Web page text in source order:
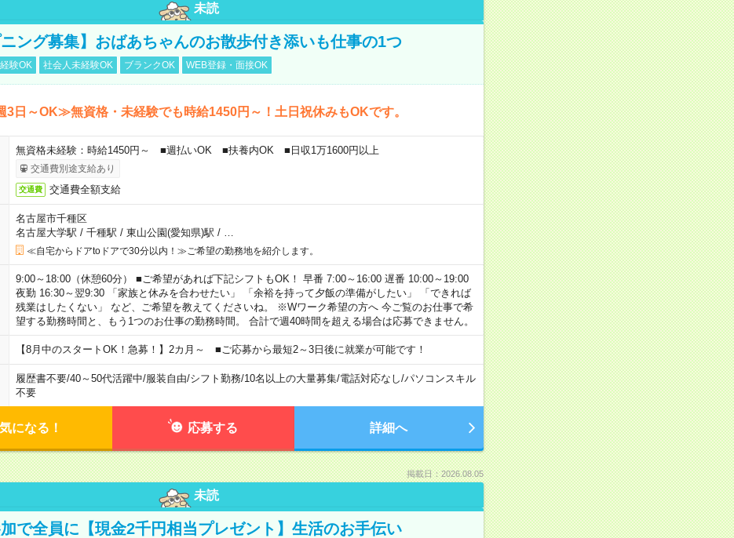
未読
ニング募集】おばあちゃんのお散歩付き添いも仕事の1つ
験OK 社会人未経験OK ブランクOK WEB登録・面接OK
日～OK≫無資格・未経験でも時給1450円～！土日祝休みもOKです。
無資格未経験：時給1450円～ ■週払いOK ■扶養内OK ■日収1万1600円以上
交通費別途支給あり
交通費 交通費全額支給
名古屋市千種区
名古屋大学駅 / 千種駅 / 東山公園(愛知県)駅 /
≪自宅からドアtoドアで30分以内！≫ご希望の勤務地を紹介します。
9:00～18:00（休憩60分） ■ご希望があれば下記シフトもOK！ 早番 7:00～16:00 遅番 10:00～19:00
夜勤 16:30～翌9:30 「家族と休みを合わせたい」 「余裕を持って夕飯の準備がしたい」 「できれば
残業はしたくない」 など、ご希望を教えてくださいね。 ※Wワーク希望の方へ 今ご覧のお仕事で希
望する勤務時間と、もう1つのお仕事の勤務時間。 合計で週40時間を超える場合は応募できません。
【8月中のスタートOK！急募！】2カ月～ ■ご応募から最短2～3日後に就業が可能です！
履歴書不要/40～50代活躍中/服装自由/シフト勤務/10名以上の大量募集/電話対応なし/パソコンスキル
不要
気になる！ 応募する 詳細へ
掲載日：2026.08.05
未読
で全員に【現金2千円相当プレゼント】生活のお手伝い